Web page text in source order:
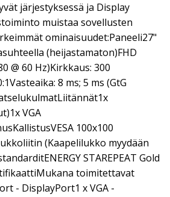
järjestyksessä ja Display
muistaa sovellusten
ominaisuudet:Paneeli27"
(heijastamaton)FHD
@ 60 Hz)Kirkkaus: 300
8 ms; 5 ms (GtG
VGA
100x100
(Kaapelilukko myydään
STAREPEAT Gold
toimitettavat
- DisplayPort1 x VGA -